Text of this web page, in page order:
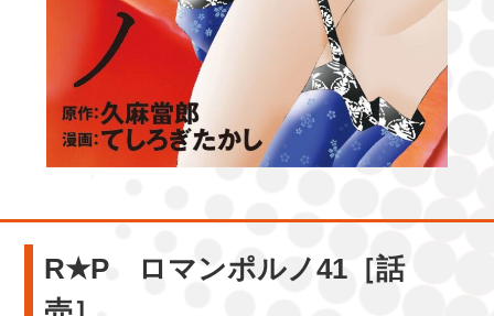
R★P ロマンポルノ41［話